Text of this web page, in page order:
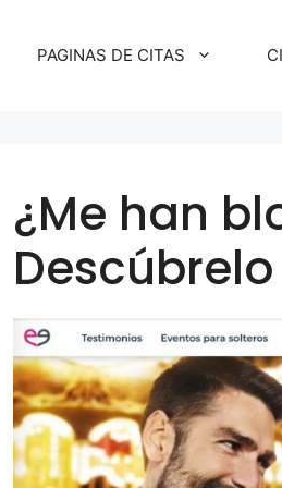
PAGINAS DE CITAS
¿Me han